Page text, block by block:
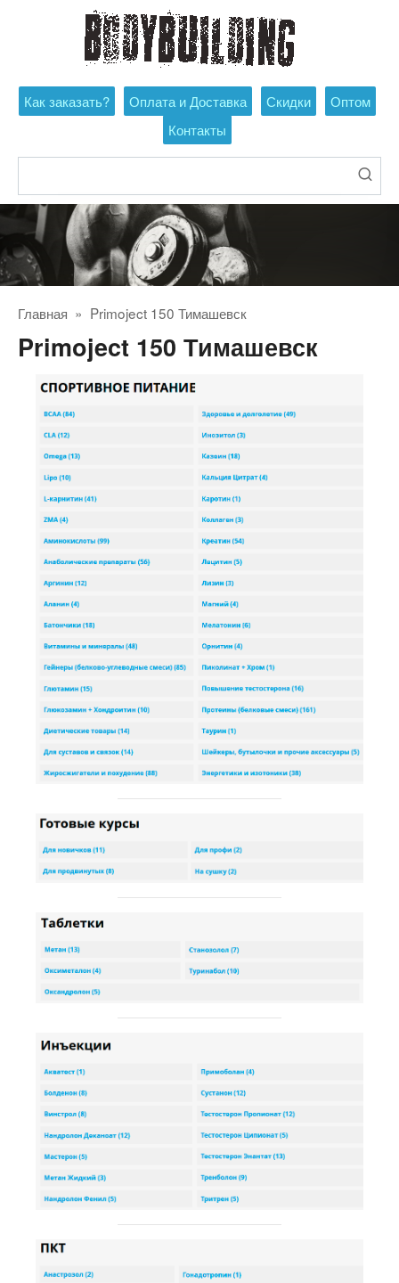
Как заказать? Оплата и Доставка Скидки
Оптом
Контакты
Главная » Primoject 150 Тимашевск
Primoject 150 Тимашевск